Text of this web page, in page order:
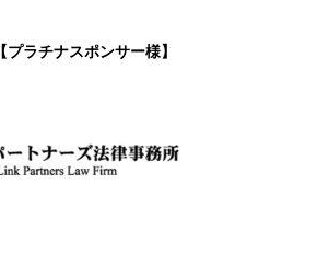
【プラチナスポンサー様】